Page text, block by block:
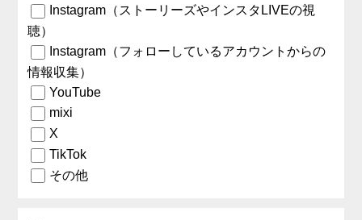
Instagram（ストーリーズやインスタLIVEの視
聴）
Instagram（フォローしているアカウントからの
情報収集）
YouTube
mixi
X
TikTok
その他